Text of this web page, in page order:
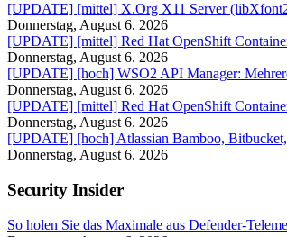
[UPDATE] [mittel] X.Org X11 Server
Donnerstag, August 6. 2026
[UPDATE] [mittel] Red Hat OpenShift
Donnerstag, August 6. 2026
[UPDATE] [hoch] WSO2 API Manager:
Donnerstag, August 6. 2026
[UPDATE] [mittel] Red Hat OpenShift
Donnerstag, August 6. 2026
[UPDATE] [hoch] Atlassian Bamboo,
Donnerstag, August 6. 2026
Security Insider
So holen Sie das Maximale aus Defender-